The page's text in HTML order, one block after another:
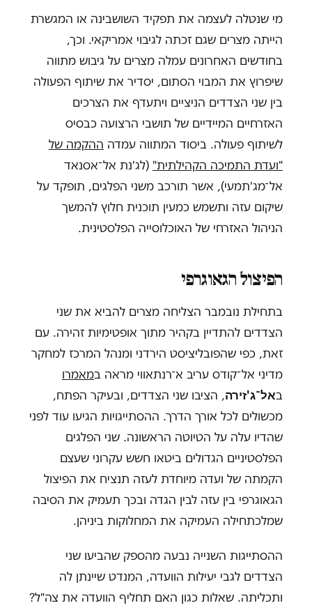
מי שנטלה לעצמה את תפקיד השושבינה או המגשרת
הייתה מצרים שגם זכתה לגיבוי אמריקאי. וכך,
בחודשים האחרונים עמלה מצרים על גיבוש מתווה
שיפרוץ את המבוי הסתום, יסדיר את שיתוף הפעולה
בין שני הצדדים הניציים ויתעדף את הצרכים
האזרחיים המיידיים של תושבי הרצועה כבסיס
לשיתוף פעולה. ביסוד המתווה עמדה ההקמה של
"ועדת התמיכה הקהילתית" (לג'נת אל־אסנאד
אל־מג'תמעי), אשר תורכב משני הפלגים, תופקד על
שיקום עזה ותשמש כמעין תוכנית חלוץ להמשך
הניהול האזרחי של האוכלוסייה הפלסטינית.
הפיצול הגאוגרפי
בתחילת נובמבר הצליחה מצרים להביא את שני
הצדדים להתדיין בקהיר מתוך אופטימיות זהירה. עם
זאת, כפי שהפובליציסט הירדני ומנהל המרכז למחקר
מדיני אל־קודס עריב א־רנתאווי מראה במאמרו
באל־ג'זירה, הציבו שני הצדדים, ובעיקר הפתח,
מכשולים לכל אורך הדרך. ההסתייגויות הגיעו עוד לפני
שהדיו עלה על הטיוטה הראשונה. שני הפלגים
הפלסטיניים הגדולים ביטאו חשש עקרוני שעצם
הקמתה של ועדה מיוחדת לעזה תנציח את הפיצול
הגאוגרפי בין עזה לבין הגדה ובכך תעמיק את הסיבה
שמלכתחילה העמיקה את המחלוקות ביניהן.
ההסתייגות השנייה נבעה מהספק שהביעו שני
הצדדים לגבי יעילות הוועדה, המנדט שיינתן לה
ותכליתה. שאלות כגון האם תחליף הוועדה את צה"ל?